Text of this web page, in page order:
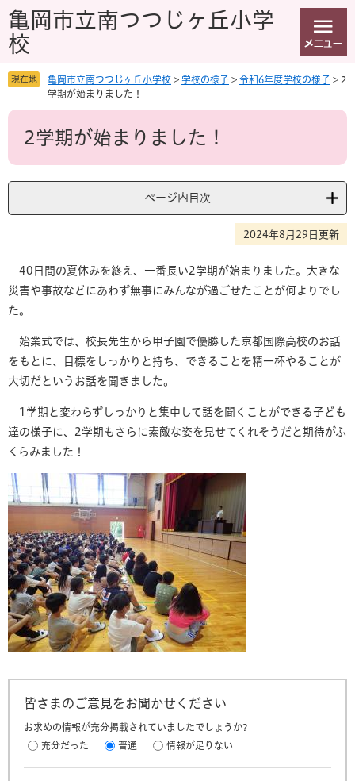
ジ
先
ュ
を
本
亀岡市立南つつじヶ丘小学
校
現在地 亀岡市立南つつじヶ丘小学校 > 学校の様子 > 令和6年度学校の様子 > 2
学期が始まりました！
本
2学期が始まりました！
ページ内目次
2024年8月29日更新
40日間の夏休みを終え、一番長い2学期が始まりました。大きな
災害や事故などにあわず無事にみんなが過ごせたことが何よりでし
た。
始業式では、校長先生から甲子園で優勝した京都国際高校のお話
をもとに、目標をしっかりと持ち、できることを精一杯やることが
大切だというお話を聞きました。
1学期と変わらずしっかりと集中して話を聞くことができる子ども
達の様子に、2学期もさらに素敵な姿を見せてくれそうだと期待がふ
くらみました！
皆さまのご意見をお聞かせください
お求めの情報が充分掲載されていましたでしょうか?
充分だった
普通 情報が足りない